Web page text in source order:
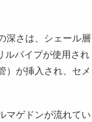
深さは、シェール層
ルパイプが使用され
）が挿入され、セメ
マゲドンが流れてい